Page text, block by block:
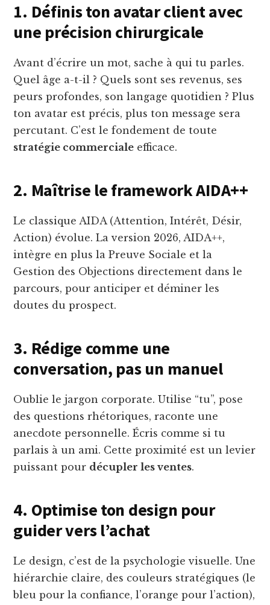
1. Définis ton avatar client avec
une précision chirurgicale
Avant d’écrire un mot, sache à qui tu parles.
Quel âge a-t-il ? Quels sont ses revenus, ses
peurs profondes, son langage quotidien ? Plus
ton avatar est précis, plus ton message sera
percutant. C’est le fondement de toute
stratégie commerciale efficace.
2. Maîtrise le framework AIDA++
Le classique AIDA (Attention, Intérêt, Désir,
Action) évolue. La version 2026, AIDA++,
intègre en plus la Preuve Sociale et la
Gestion des Objections directement dans le
parcours, pour anticiper et déminer les
doutes du prospect.
3. Rédige comme une
conversation, pas un manuel
Oublie le jargon corporate. Utilise “tu”, pose
des questions rhétoriques, raconte une
anecdote personnelle. Écris comme si tu
parlais à un ami. Cette proximité est un levier
puissant pour décupler les ventes.
4. Optimise ton design pour
guider vers l’achat
Le design, c’est de la psychologie visuelle. Une
hiérarchie claire, des couleurs stratégiques (le
bleu pour la confiance, l’orange pour l’action),